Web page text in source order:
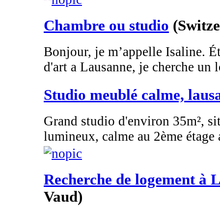
Chambre ou studio
Bonjour, je m’appelle Isaline.
d'art a Lausanne, je cherche un
Studio meublé calme,
Grand studio d'environ 35m²,
lumineux, calme au 2ème étage
Recherche de logement à
Vaud)